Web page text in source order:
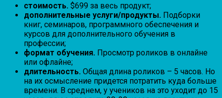
стоимость. $699 за весь продукт;
дополнительные услуги/продукты. Подборки
книг, семинаров, программного обеспечения и
курсов для дополнительного обучения в
профессии;
формат обучения. Просмотр роликов в онлайне
или офлайне;
длительность. Общая длина роликов – 5 часов. Но
на их осмысление придется потратить куда больше
времени. В среднем, у учеников на это уходит до 15